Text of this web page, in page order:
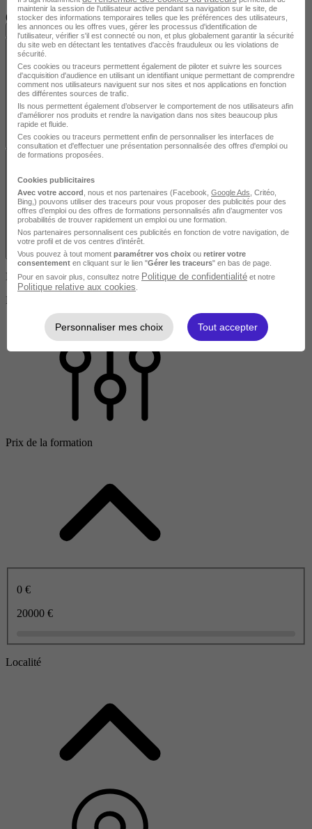
Supérieur à 4 mois
(supérieur à 560h)
Tout effacer Afficher
Filtrer
Fermer
Filtres
Filtrer
Prix de la formation
0 €
20000 €
Localité
maintenir la session de l'utilisateur active pendant sa navigation sur le site, de
stocker des informations temporaires telles que les préférences des utilisateurs,
les annonces ou les offres vues, gérer les processus d'identification de
l'utilisateur, vérifier s'il est connecté ou non, et plus globalement garantir la sécurité
du site web en détectant les tentatives d'accès frauduleux ou les violations de
sécurité.
Ces cookies ou traceurs permettent également de piloter et suivre les sources
d'acquisition d'audience en utilisant un identifiant unique permettant de comprendre
comment nos utilisateurs naviguent sur nos sites et nos applications en fonction
des différentes sources de trafic.
Ils nous permettent également d’observer le comportement de nos utilisateurs afin
d'améliorer nos produits et rendre la navigation dans nos sites beaucoup plus
rapide et fluide.
Ces cookies ou traceurs permettent enfin de personnaliser les interfaces de
consultation et d'effectuer une présentation personnalisée des offres d'emploi ou
de formations proposées.
Cookies publicitaires
Avec votre accord , nous et nos partenaires (Facebook, Google Ads , Critéo,
Bing,) pouvons utiliser des traceurs pour vous proposer des publicités pour des
offres d’emploi ou des offres de formations personnalisés afin d’augmenter vos
probabilités de trouver rapidement un emploi ou une formation.
Nos partenaires personnalisent ces publicités en fonction de votre navigation, de
votre profil et de vos centres d’intérêt.
Vous pouvez à tout moment paramétrer vos choix ou retirer votre
consentement en cliquant sur le lien "Gérer les traceurs" en bas de page.
Pour en savoir plus, consultez notre Politique de confidentialité et notre
Politique relative aux cookies
Personnaliser mes choix Tout accepter